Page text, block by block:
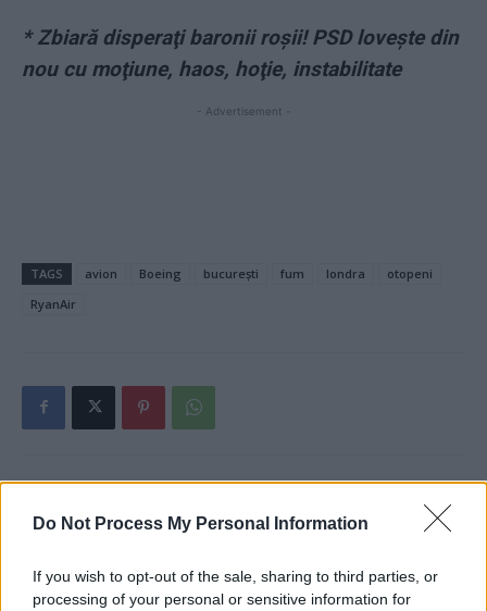
Do Not Process My Personal Information
If you wish to opt-out of the sale, sharing to third parties, or
processing of your personal or sensitive information for
* Zbiară disperaţi baronii roşii! PSD loveşte din
nou cu moţiune, haos, hoţie, instabilitate
- Advertisement -
TAGS avion Boeing bucurești fum londra
otopeni
RyanAir
Dragnea rămâne la
spulberat speranța într-o
eliberare înainte de termen
Articolul următor
VIDEO. Trei noi înregistrări cu
RyanAir București-Londra, la
un pas de catastrofă